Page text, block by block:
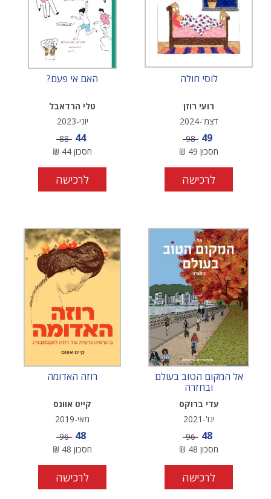
לוסי חולה
רועי רוזן
דצמ'-2024
מחיר מבצע
49 מחיר
98
חסכון 49
₪
לרכישה
האם אי פעם?
טלי הרדאבל
יוני-2023
מחיר מבצע
44 מחיר
88
חסכון 44
₪
לרכישה
אל המקום הטוב בעולם
ובחזרה
עדי ברוקס
ינו'-2021
מחיר מבצע
48 מחיר
96
חסכון 48
₪
לרכישה
רוזה האדומה
קייט אוונס
מאי-2019
מחיר מבצע
48 מחיר
96
חסכון 48
₪
לרכישה